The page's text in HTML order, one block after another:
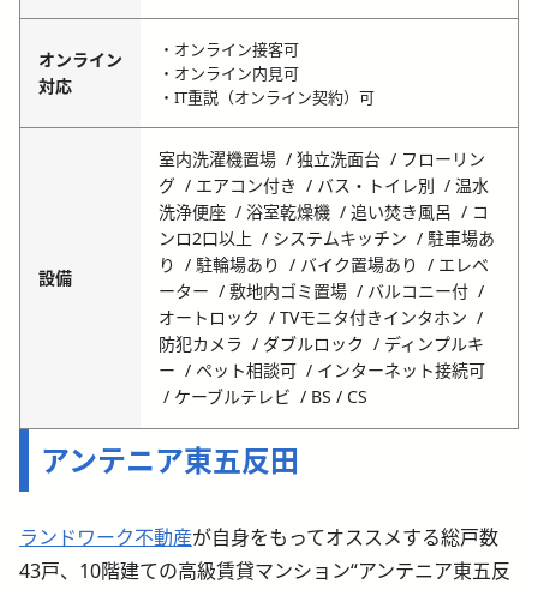
オンライン
対応
・オンライン接客可
・オンライン内見可
・IT重説（オンライン契約）可
設備
室内洗濯機置場 独立洗面台
フローリン
グ
エアコン付き バス・トイレ別
温水
洗浄便座
浴室乾燥機 追い焚き風呂
コ
ンロ2口以上
システムキッチン
駐車場あ
り
駐輪場あり バイク置場あり
エレベ
ーター
敷地内ゴミ置場
バルコニー付
オートロック
TVモニタ付きインタホン
防犯カメラ
ダブルロック
ディンプルキ
ー
ペット相談可
インターネット接続可
ケーブルテレビ
BS / CS
アンテニア東五反田
ランドワーク不動産が自身をもってオススメする総戸数
43戸、10階建ての高級賃貸マンション“アンテニア東五反